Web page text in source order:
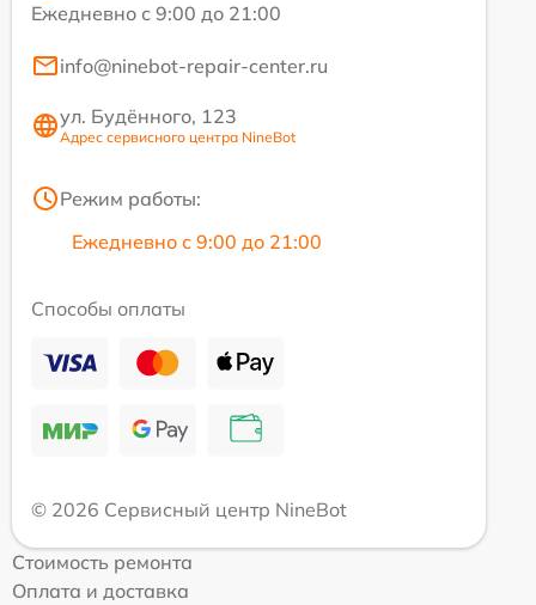
Ежедневно с 9:00 до 21:00
info@ninebot-repair-center.ru
ул. Будённого, 123
Адрес сервисного центра NineBot
Режим работы:
Ежедневно с 9:00 до 21:00
Способы оплаты
© 2026 Сервисный центр NineBot
Стоимость ремонта
Оплата и доставка